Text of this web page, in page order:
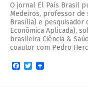
O jornal El País Brasil
Medeiros, professor de
Brasília) e pesquisador
Econômica Aplicada),
brasileira Ciência &
coautor com Pedro
Facebook
Twitter